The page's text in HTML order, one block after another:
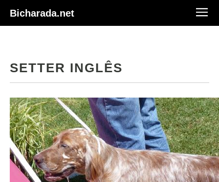
Bicharada.net
SETTER INGLÊS